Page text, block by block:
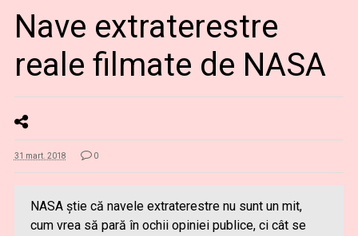
Nave extraterestre
reale filmate de NASA
31 mart. 2018 0
NASA ştie că navele extraterestre nu sunt un mit,
cum vrea să pară în ochii opiniei publice, ci cât se